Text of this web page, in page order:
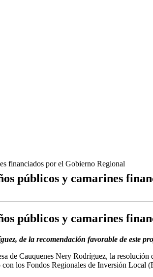
financiados por el Gobierno Regional
públicos y camarines
públicos y camarines
de la recomendación favorable de este
de Cauquenes Nery Rodríguez, la
los Fondos Regionales de Inversión Local